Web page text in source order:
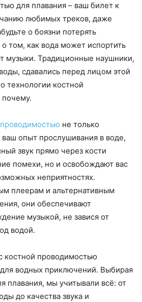
для плавания – ваш билет к
любимых треков, даже
о боязни потерять
том, как вода может испортить
музыки. Традиционные наушники,
сдавались перед лицом этой
технологии костной
почему.
не только
опыт прослушивания в воде,
звук прямо через кости
помехи, но и освобождают вас
неприятностях.
плеерам и альтернативным
они обеспечивают
музыкой, не завися от
водой.
костной проводимостью
водных приключений. Выбирая
плавания, мы учитывали всё: от
до качества звука и